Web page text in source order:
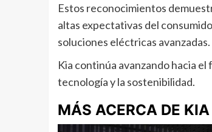
Estos reconocimientos
altas expectativas del
soluciones eléctricas avanzadas.
Kia continúa avanzando hacia
tecnología y la sostenibilidad.
MÁS ACERCA DE KIA